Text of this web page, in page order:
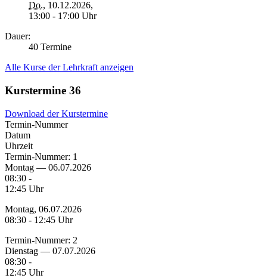
Do., 10.12.2026,
13:00 - 17:00 Uhr
Dauer:
40 Termine
Alle Kurse der Lehrkraft anzeigen
Kurstermine 36
Download der Kurstermine
Termin-Nummer
Datum
Uhrzeit
Termin-Nummer: 1
Montag — 06.07.2026
08:30 -
12:45 Uhr
Montag, 06.07.2026
08:30 - 12:45 Uhr
Termin-Nummer: 2
Dienstag — 07.07.2026
08:30 -
12:45 Uhr